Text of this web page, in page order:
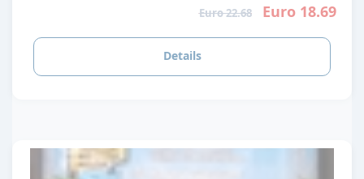
Euro 22.68 Euro 18.69
Details